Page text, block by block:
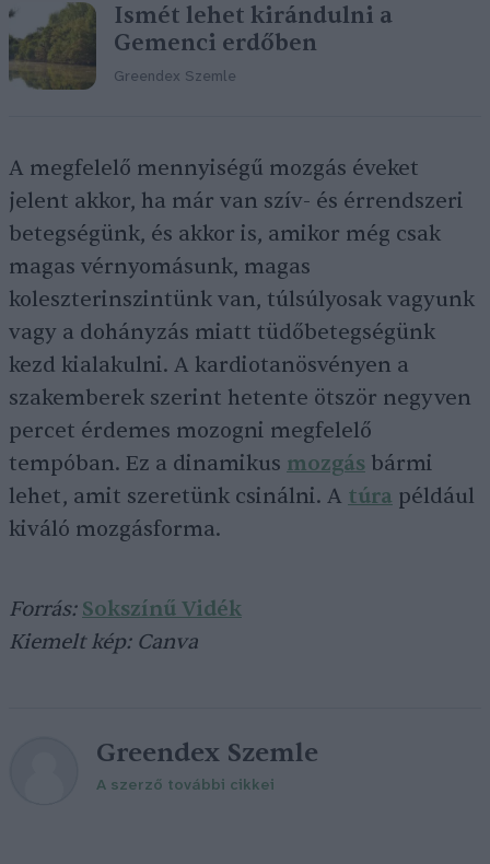
Ismét lehet kirándulni a
Gemenci erdőben
Greendex Szemle
A megfelelő mennyiségű mozgás éveket
jelent akkor, ha már van szív- és érrendszeri
betegségünk, és akkor is, amikor még csak
magas vérnyomásunk, magas
koleszterinszintünk van, túlsúlyosak vagyunk
vagy a dohányzás miatt tüdőbetegségünk
kezd kialakulni. A kardiotanösvényen a
szakemberek szerint hetente ötször negyven
percet érdemes mozogni megfelelő
tempóban. Ez a dinamikus mozgás bármi
lehet, amit szeretünk csinálni. A túra például
kiváló mozgásforma.
Forrás: Sokszínű Vidék
Kiemelt kép: Canva
Greendex Szemle
A szerző további cikkei